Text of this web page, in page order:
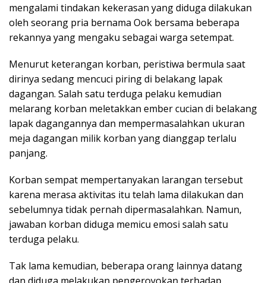
mengalami tindakan kekerasan yang diduga dilakukan
oleh seorang pria bernama Ook bersama beberapa
rekannya yang mengaku sebagai warga setempat.
Menurut keterangan korban, peristiwa bermula saat
dirinya sedang mencuci piring di belakang lapak
dagangan. Salah satu terduga pelaku kemudian
melarang korban meletakkan ember cucian di belakang
lapak dagangannya dan mempermasalahkan ukuran
meja dagangan milik korban yang dianggap terlalu
panjang.
Korban sempat mempertanyakan larangan tersebut
karena merasa aktivitas itu telah lama dilakukan dan
sebelumnya tidak pernah dipermasalahkan. Namun,
jawaban korban diduga memicu emosi salah satu
terduga pelaku.
Tak lama kemudian, beberapa orang lainnya datang